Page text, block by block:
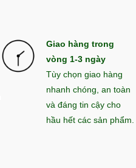
Giao hàng trong
vòng 1-3 ngày
Tùy chọn giao hàng
nhanh chóng, an toàn
và đáng tin cậy cho
hầu hết các sản phẩm.